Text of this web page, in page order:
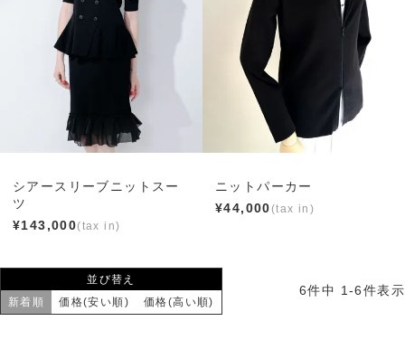
シアースリーブニットスー
ツ
¥143,000
ニットパーカー
¥44,000
並び替え
新着順
価格(安い順) 価格(高い順)
6件中 1 -6件表示